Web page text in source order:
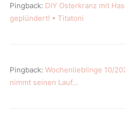
Pingback: DIY Osterkranz mit
geplündert! • Titatoni
Pingback: Wochenlieblinge 10/
nimmt seinen Lauf...